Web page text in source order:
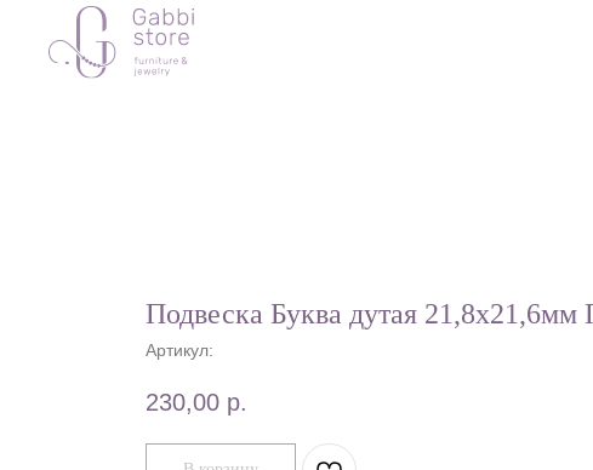
Подвеска Буква дутая
Артикул:
230,00 р.